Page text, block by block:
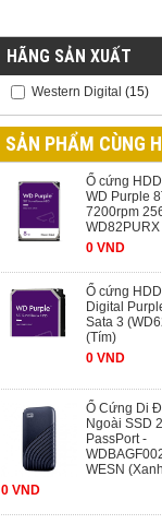
HÃNG SẢN XUẤT
Western Digital (15)
SẢN PHẨM CÙNG
Ổ cứng
WD Purple
7200rpm
WD82PURX
0 VND
Ổ cứng
Digital
Sata 3
(Tím)
0 VND
Ổ Cứng Di
Ngoài SSD
PassPort -
WESN
0 VND